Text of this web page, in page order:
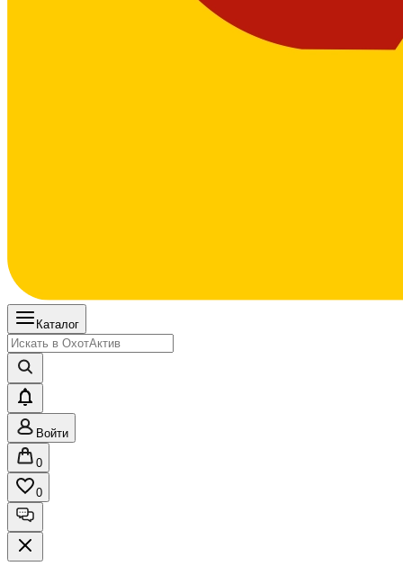
Каталог
Войти
0
0